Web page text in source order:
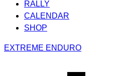
RALLY
CALENDAR
SHOP
EXTREME ENDURO